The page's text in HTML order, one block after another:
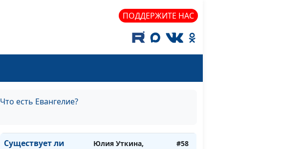
ПОДДЕРЖИТЕ НАС
Что есть Евангелие?
священнослужитель
последних времен?
Юлия Уткина,
Николай Кунцевич,
#60
распоряжаться
Существует ли
Юлия Уткина,
#58